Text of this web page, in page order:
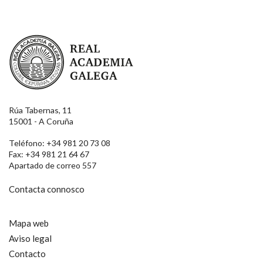
Real Academia Galega
Rúa Tabernas, 11
15001 - A Coruña
Teléfono: +34 981 20 73 08
Fax: +34 981 21 64 67
Apartado de correo 557
Contacta connosco
Mapa web
Aviso legal
Contacto